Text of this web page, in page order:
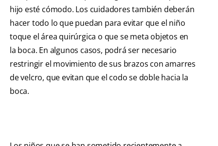
hijo esté cómodo. Los cuidadores también deberán
hacer todo lo que puedan para evitar que el niño
toque el área quirúrgica o que se meta objetos en
la boca. En algunos casos, podrá ser necesario
restringir el movimiento de sus brazos con amarres
de velcro, que evitan que el codo se doble hacia la
boca.